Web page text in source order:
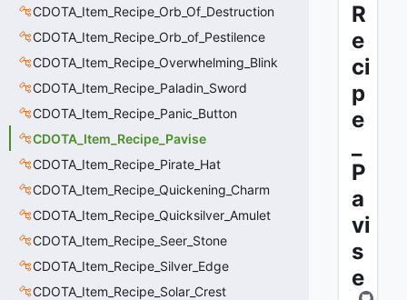
CDOTA_Item_Recipe_Orb_Of_Destruction
CDOTA_Item_Recipe_Orb_of_Pestilence
CDOTA_Item_Recipe_Overwhelming_Blink
CDOTA_Item_Recipe_Paladin_Sword
CDOTA_Item_Recipe_Panic_Button
CDOTA_Item_Recipe_Pavise
CDOTA_Item_Recipe_Pirate_Hat
CDOTA_Item_Recipe_Quickening_Charm
CDOTA_Item_Recipe_Quicksilver_Amulet
CDOTA_Item_Recipe_Seer_Stone
CDOTA_Item_Recipe_Silver_Edge
CDOTA_Item_Recipe_Solar_Crest
R
e
ci
p
e
P
a
vi
s
e